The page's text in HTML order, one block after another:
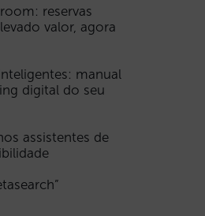
reservas
valor, agora
manual
digital do seu
assistentes de